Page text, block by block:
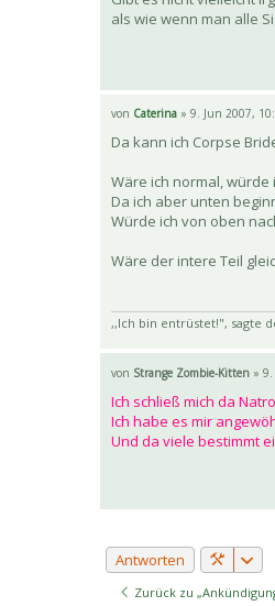
als wie wenn man alle
von Caterina » 9. Jun 2007,
Da kann ich Corpse
Wäre ich normal, würde
Da ich aber unten
Würde ich von oben
Wäre der intere Teil
,,Ich bin entrüstet!", sagte
von Strange Zombie-Kitten »
Ich schließ mich da
Ich habe es mir
Und da viele bestimmt
Antworten
Zurück zu